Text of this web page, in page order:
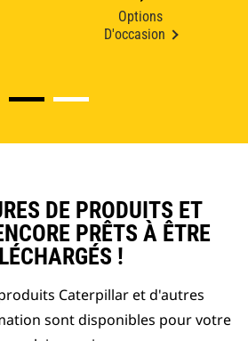
Options
D'occasion
DE PRODUITS ET
PRÊTS À ÊTRE
!
Caterpillar et d'autres
sont disponibles pour votre